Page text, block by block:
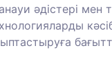
әдістері